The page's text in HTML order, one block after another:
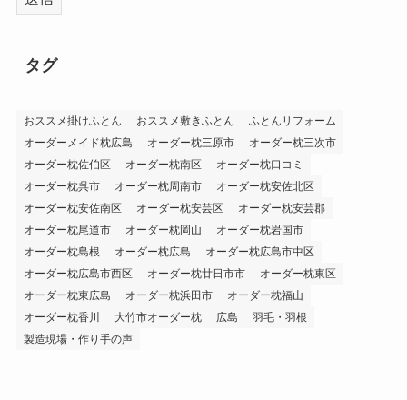
タグ
おススメ掛けふとん おススメ敷きふとん
ふとんリフォーム
オーダーメイド枕広島
オーダー枕三原市
オーダー枕三次市
オーダー枕佐伯区
オーダー枕南区
オーダー枕口コミ
オーダー枕呉市
オーダー枕周南市
オーダー枕安佐北区
オーダー枕安佐南区
オーダー枕安芸区
オーダー枕安芸郡
オーダー枕尾道市
オーダー枕岡山
オーダー枕岩国市
オーダー枕島根
オーダー枕広島
オーダー枕広島市中区
オーダー枕広島市西区
オーダー枕廿日市市
オーダー枕東区
オーダー枕東広島
オーダー枕浜田市
オーダー枕福山
オーダー枕香川
大竹市オーダー枕 広島
羽毛・羽根
製造現場・作り手の声